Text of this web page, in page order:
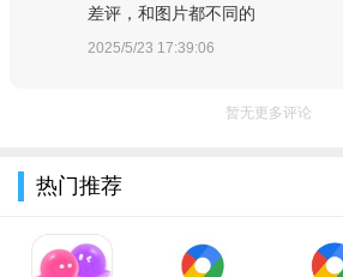
差评，和图片都不同的
2025/5/23 17:39:06
暂无更多评论
热门推荐